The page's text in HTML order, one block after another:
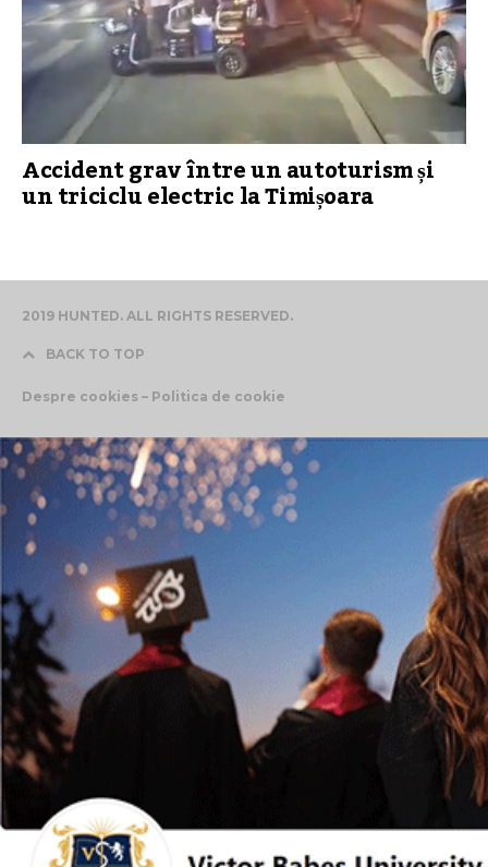
Accident grav între un autoturism și
un triciclu electric la Timișoara
2019 HUNTED. ALL RIGHTS RESERVED.
BACK TO TOP
Despre cookies – Politica de cookie